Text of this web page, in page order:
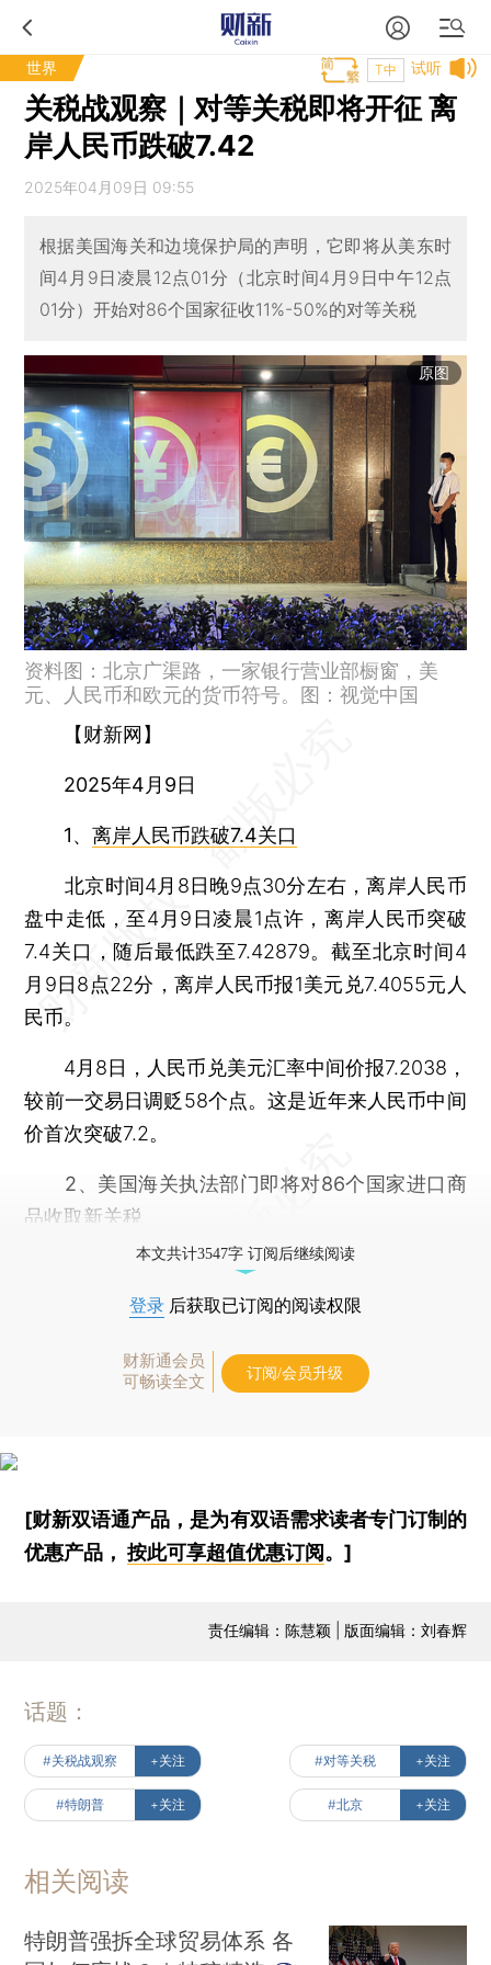
世界 试听
T中
关税战观察｜对等关税即将开征 离
岸人民币跌破7.42
2025年04月09日 09:55
根据美国海关和边境保护局的声明，它即将从美东时
间4月9日凌晨12点01分（北京时间4月9日中午12点
01分）开始对86个国家征收11%-50%的对等关税
原图
资料图：北京广渠路，一家银行营业部橱窗，美
元、人民币和欧元的货币符号。图：视觉中国
【财新网】
2025年4月9日
1、离岸人民币跌破7.4关口
北京时间4月8日晚9点30分左右，离岸人民币
盘中走低，至4月9日凌晨1点许，离岸人民币突破
7.4关口，随后最低跌至7.42879。截至北京时间4
月9日8点22分，离岸人民币报1美元兑7.4055元人
民币。
4月8日，人民币兑美元汇率中间价报7.2038，
较前一交易日调贬58个点。这是近年来人民币中间
价首次突破7.2。
2、美国海关执法部门即将对86个国家进口商
品收取新关税
本文共计3547字 订阅后继续阅读
登录 后获取已订阅的阅读权限
财新通会员
可畅读全文
订阅/会员升级
[财新双语通产品，是为有双语需求读者专门订制的
优惠产品，按此可享超值优惠订阅。]
责任编辑：陈慧颖 | 版面编辑：刘春辉
话题：
#关税战观察 +关注 #对等关税 +关注
#特朗普 +关注 #北京 +关注
相关阅读
特朗普强拆全球贸易体系 各